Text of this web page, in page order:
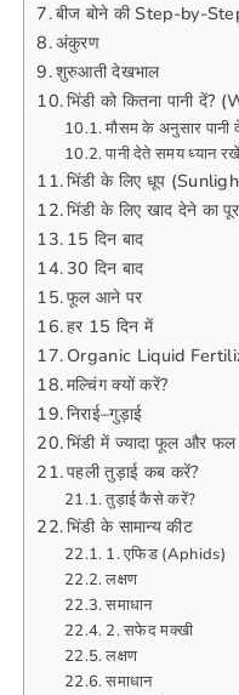
बीज बोने की Step-by-
अंकुरण
शुरुआती देखभाल
भिंडी को कितना पानी
मौसम के अनुसार
पानी देते समय ध्यान
भिंडी के लिए धूप
भिंडी के लिए खाद देने का
15 दिन बाद
30 दिन बाद
फूल आने पर
हर 15 दिन में
Organic Liquid
मल्चिंग क्यों करें?
निराई–गुड़ाई
भिंडी में ज्यादा फूल और
पहली तुड़ाई कब करें?
तुड़ाई कैसे करें?
भिंडी के सामान्य कीट
1. एफिड (Aphids)
लक्षण
समाधान
2. सफेद मक्खी
लक्षण
समाधान